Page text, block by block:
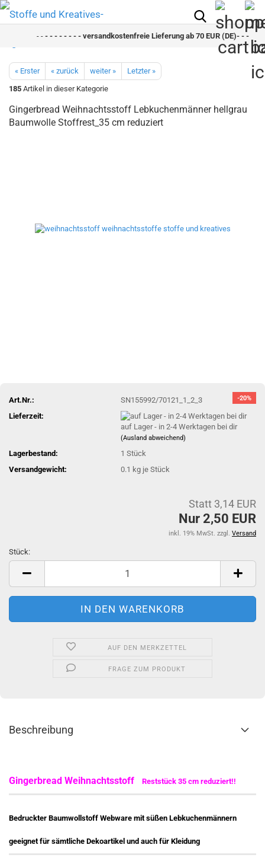
- -- - - - - - - - versandkostenfreie Lieferung ab 70 EUR (DE)- - - - - -
« Erster « zurück weiter »
Letzter »
185 Artikel in dieser Kategorie
Gingerbread Weihnachtsstoff Lebkuchenmänner hellgrau
Baumwolle Stoffrest_35 cm reduziert
-20%
Art.Nr.:
SN155992/70121_1_2_3
Lieferzeit:
auf Lager - in 2-4 Werktagen bei dir
(Ausland abweichend)
Lagerbestand: 1Stück
Versandgewicht:
0.1 kg je Stück
Statt 3,14 EUR
Nur 2,50 EUR
inkl. 19% MwSt. zzgl. Versand
Stück:
Stück
AUF DEN MERKZETTEL
FRAGE ZUM PRODUKT
Beschreibung
Gingerbread Weihnachtsstoff Reststück 35 cm reduziert!!
Bedruckter Baumwollstoff Webware mit süßen Lebkuchenmännern
geeignet für sämtliche Dekoartikel und auch für Kleidung